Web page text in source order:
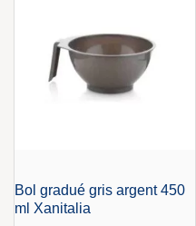
Bol gradué gris argent 450
ml Xanitalia